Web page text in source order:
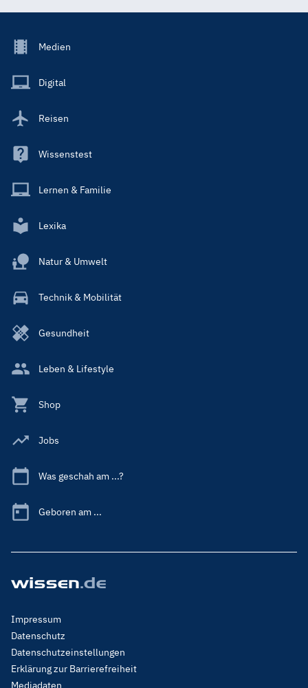
Footer
Main
Medien
Digital
Reisen
Wissenstest
Lernen & Familie
Lexika
Natur & Umwelt
Technik & Mobilität
Gesundheit
Leben & Lifestyle
Shop
Jobs
Was geschah am ...?
Geboren am ...
Footer
Menu
Legal
Impressum
Datenschutz
Datenschutzeinstellungen
Erklärung zur Barrierefreiheit
Mediadaten